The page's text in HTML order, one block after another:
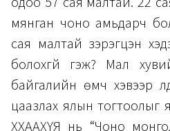
мянган чоно амьдарч
сая малтай зэрэгцэн
болохгүй гэж? Мал
байгалийн өмч хэвээр
цаазлах ялын тогтоолыг
ХХААХҮЯ нь “Чоно